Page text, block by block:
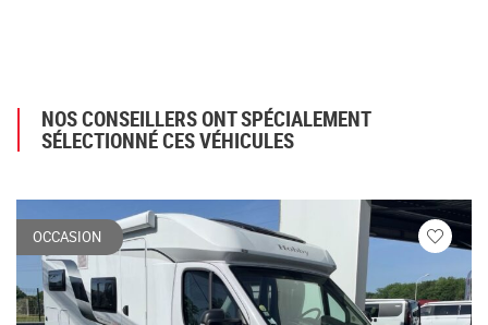
NOS CONSEILLERS ONT SPÉCIALEMENT
SÉLECTIONNÉ CES VÉHICULES
OCCASION
Veuillez
vous